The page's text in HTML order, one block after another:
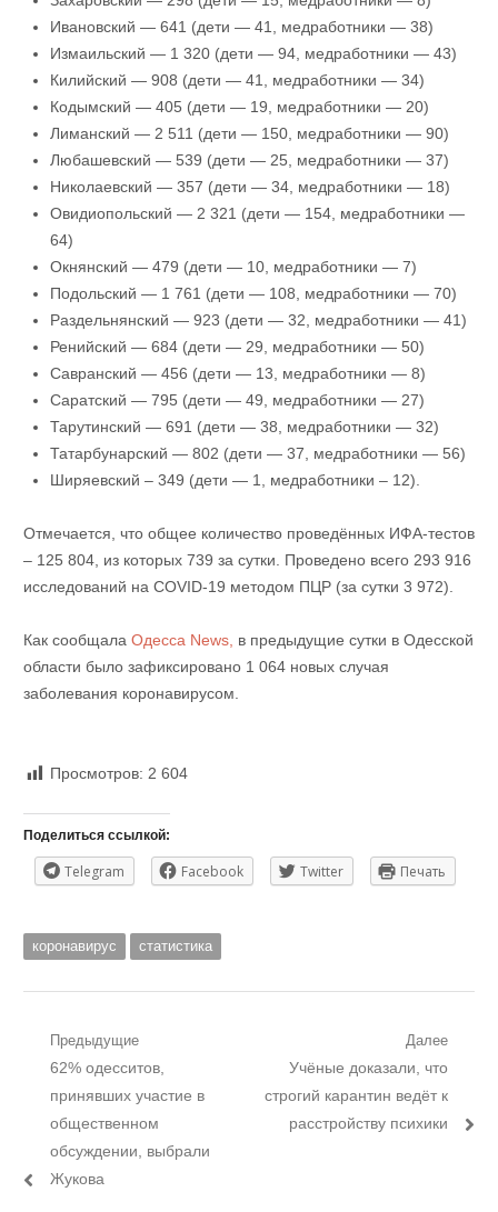
Ивановский — 641 (дети — 41, медработники — 38)
Измаильский — 1 320 (дети — 94, медработники — 43)
Килийский — 908 (дети — 41, медработники — 34)
Кодымский — 405 (дети — 19, медработники — 20)
Лиманский — 2 511 (дети — 150, медработники — 90)
Любашевский — 539 (дети — 25, медработники — 37)
Николаевский — 357 (дети — 34, медработники — 18)
Овидиопольский — 2 321 (дети — 154, медработники —
64)
Окнянский — 479 (дети — 10, медработники — 7)
Подольский — 1 761 (дети — 108, медработники — 70)
Раздельнянский — 923 (дети — 32, медработники — 41)
Ренийский — 684 (дети — 29, медработники — 50)
Савранский — 456 (дети — 13, медработники — 8)
Саратский — 795 (дети — 49, медработники — 27)
Тарутинский — 691 (дети — 38, медработники — 32)
Татарбунарский — 802 (дети — 37, медработники — 56)
Ширяевский – 349 (дети — 1, медработники – 12).
Отмечается, что общее количество проведённых ИФА-тестов
– 125 804, из которых 739 за сутки. Проведено всего 293 916
исследований на СОVID-19 методом ПЦР (за сутки 3 972).
Как сообщала Одесса News, в предыдущие сутки в Одесской
области было зафиксировано 1 064 новых случая
заболевания коронавирусом.
Просмотров: 2 604
Поделиться ссылкой:
Telegram Facebook Twitter Печать
коронавирус статистика
Навигация
записям
Предыдущие
Предыдущий
пост:
62% одесситов,
принявших участие в
общественном
обсуждении, выбрали
Жукова
Далее
Следующий
пост:
Учёные доказали, что
строгий карантин ведёт к
расстройству психики